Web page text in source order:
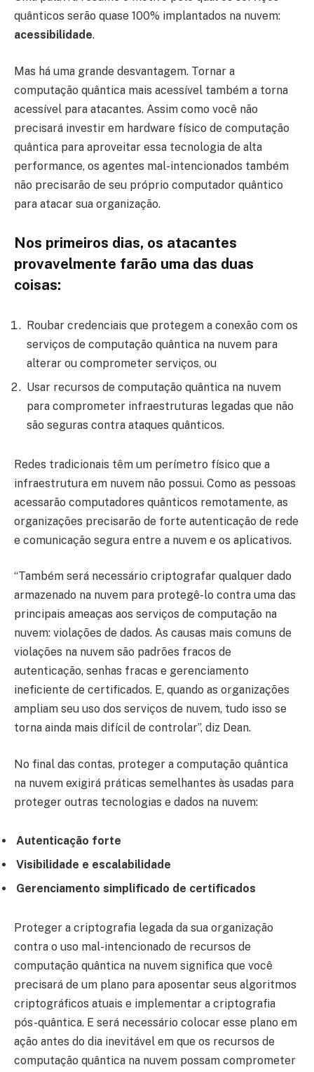
quânticos serão quase 100% implantados na nuvem:
acessibilidade.
Mas há uma grande desvantagem. Tornar a
computação quântica mais acessível também a torna
acessível para atacantes. Assim como você não
precisará investir em hardware físico de computação
quântica para aproveitar essa tecnologia de alta
performance, os agentes mal-intencionados também
não precisarão de seu próprio computador quântico
para atacar sua organização.
Nos primeiros dias, os atacantes
provavelmente farão uma das duas
coisas:
Roubar credenciais que protegem a conexão com os
serviços de computação quântica na nuvem para
alterar ou comprometer serviços, ou
Usar recursos de computação quântica na nuvem
para comprometer infraestruturas legadas que não
são seguras contra ataques quânticos.
Redes tradicionais têm um perímetro físico que a
infraestrutura em nuvem não possui. Como as pessoas
acessarão computadores quânticos remotamente, as
organizações precisarão de forte autenticação de rede
e comunicação segura entre a nuvem e os aplicativos.
“Também será necessário criptografar qualquer dado
armazenado na nuvem para protegê-lo contra uma das
principais ameaças aos serviços de computação na
nuvem: violações de dados. As causas mais comuns de
violações na nuvem são padrões fracos de
autenticação, senhas fracas e gerenciamento
ineficiente de certificados. E, quando as organizações
ampliam seu uso dos serviços de nuvem, tudo isso se
torna ainda mais difícil de controlar”, diz Dean.
No final das contas, proteger a computação quântica
na nuvem exigirá práticas semelhantes às usadas para
proteger outras tecnologias e dados na nuvem:
Autenticação forte
Visibilidade e escalabilidade
Gerenciamento simplificado de certificados
Proteger a criptografia legada da sua organização
contra o uso mal-intencionado de recursos de
computação quântica na nuvem significa que você
precisará de um plano para aposentar seus algoritmos
criptográficos atuais e implementar a criptografia
pós-quântica. E será necessário colocar esse plano em
ação antes do dia inevitável em que os recursos de
computação quântica na nuvem possam comprometer